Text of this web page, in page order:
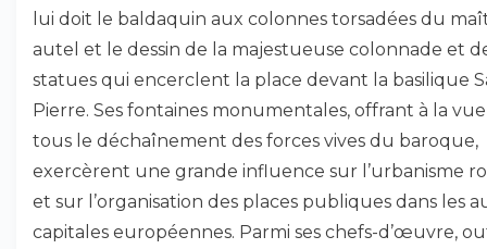
lui doit le baldaquin aux colonnes torsadées du
autel et le dessin de la majestueuse colonnade et
statues qui encerclent la place devant la basilique
Pierre. Ses fontaines monumentales, offrant à la
tous le déchaînement des forces vives du baroque,
exercèrent une grande influence sur l’urbanisme
et sur l’organisation des places publiques dans les
capitales européennes. Parmi ses chefs-d’œuvre,